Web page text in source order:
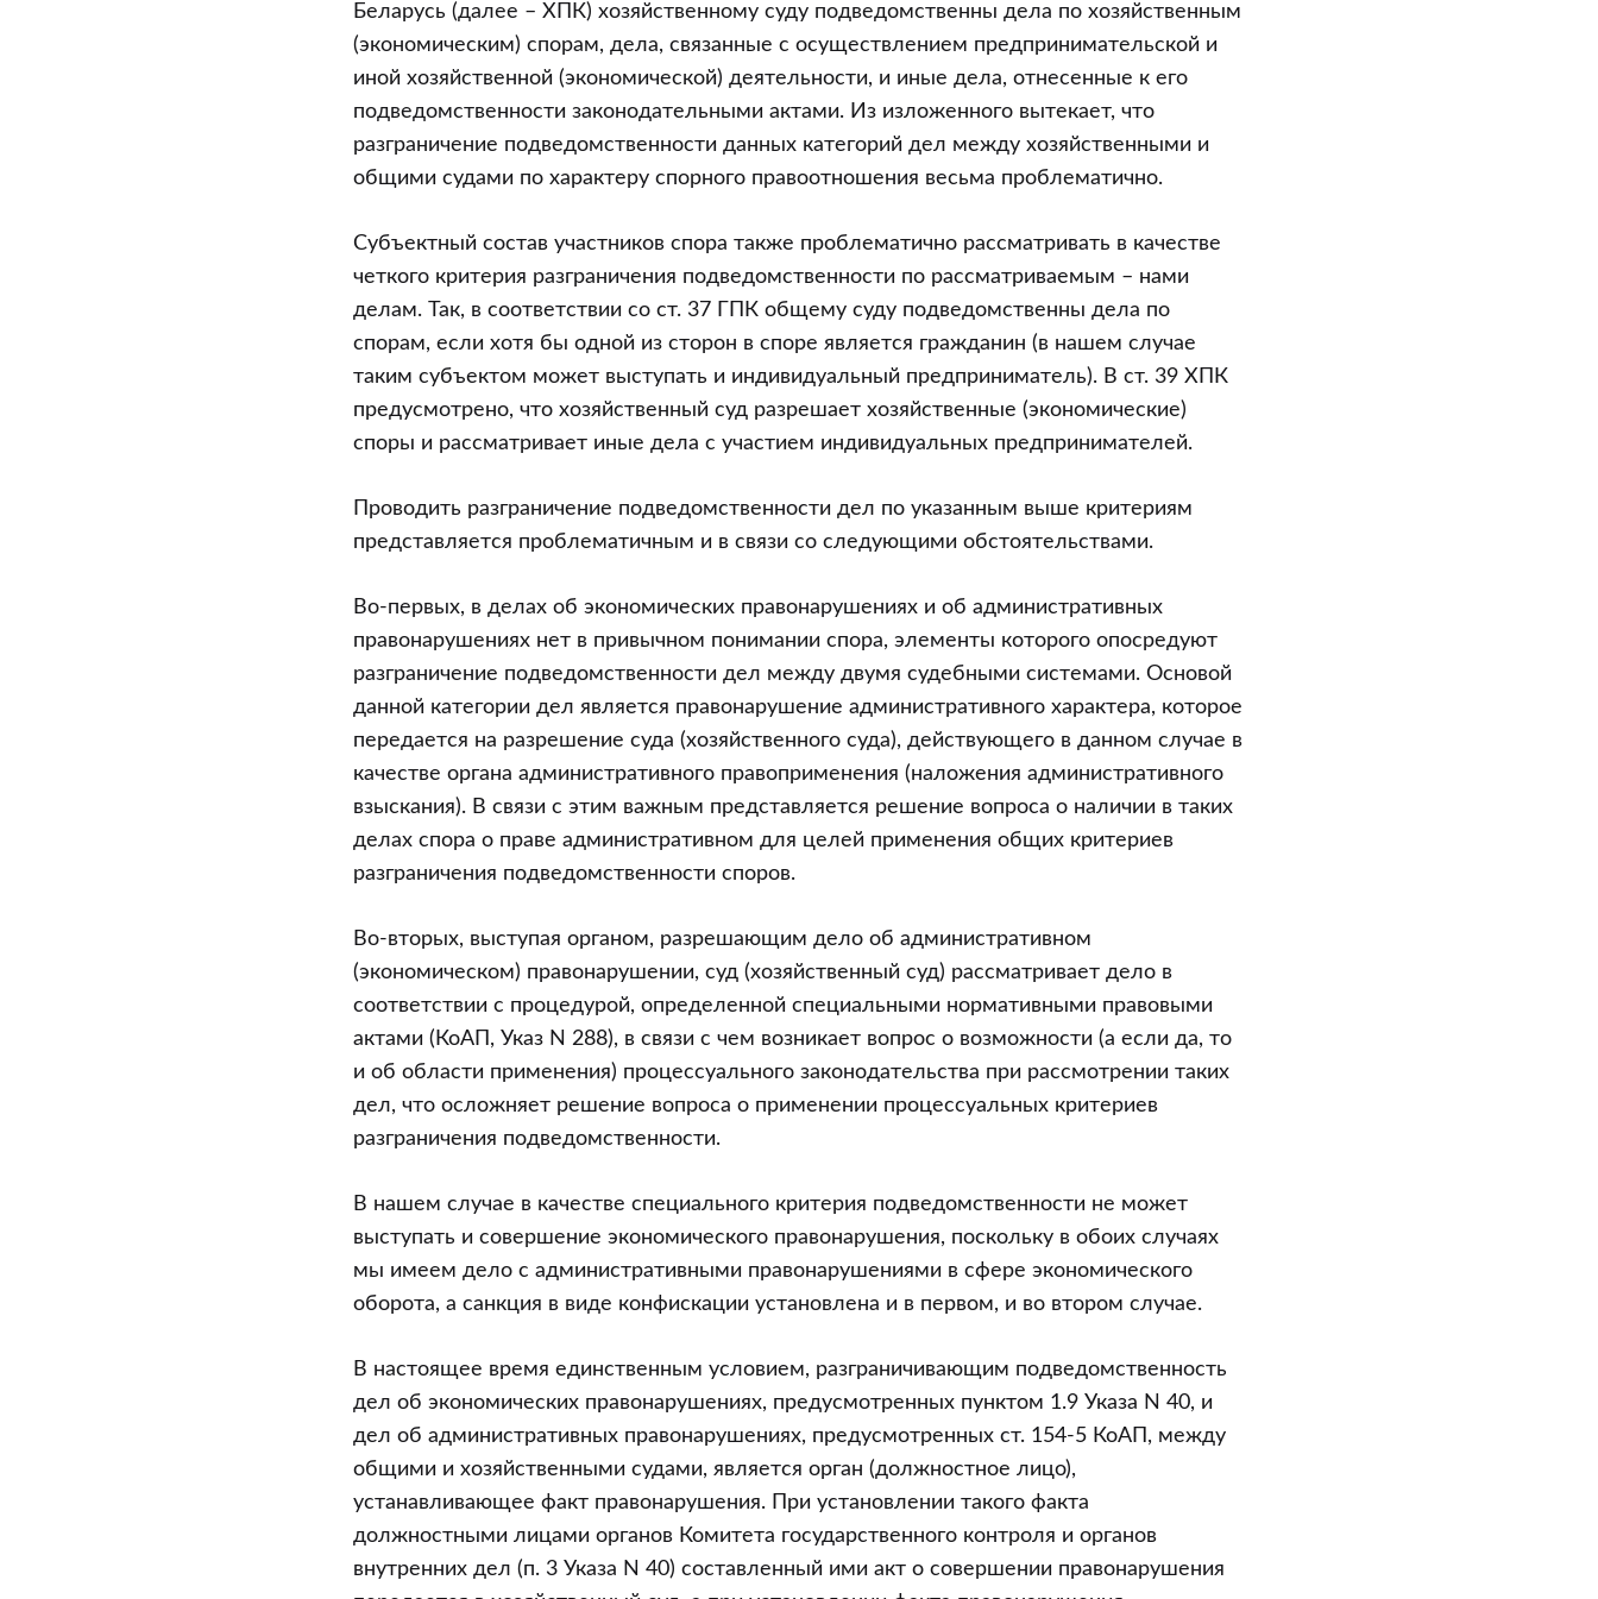
Беларусь (далее – ХПК) хозяйственному суду подведомственны дела по хозяйственным
(экономическим) спорам, дела, связанные с осуществлением предпринимательской и
иной хозяйственной (экономической) деятельности, и иные дела, отнесенные к его
подведомственности законодательными актами. Из изложенного вытекает, что
разграничение подведомственности данных категорий дел между хозяйственными и
общими судами по характеру спорного правоотношения весьма проблематично.
Субъектный состав участников спора также проблематично рассматривать в качестве
четкого критерия разграничения подведомственности по рассматриваемым – нами
делам. Так, в соответствии со ст. 37 ГПК общему суду подведомственны дела по
спорам, если хотя бы одной из сторон в споре является гражданин (в нашем случае
таким субъектом может выступать и индивидуальный предприниматель). В ст. 39 ХПК
предусмотрено, что хозяйственный суд разрешает хозяйственные (экономические)
споры и рассматривает иные дела с участием индивидуальных предпринимателей.
Проводить разграничение подведомственности дел по указанным выше критериям
представляется проблематичным и в связи со следующими обстоятельствами.
Во-первых, в делах об экономических правонарушениях и об административных
правонарушениях нет в привычном понимании спора, элементы которого опосредуют
разграничение подведомственности дел между двумя судебными системами. Основой
данной категории дел является правонарушение административного характера, которое
передается на разрешение суда (хозяйственного суда), действующего в данном случае в
качестве органа административного правоприменения (наложения административного
взыскания). В связи с этим важным представляется решение вопроса о наличии в таких
делах спора о праве административном для целей применения общих критериев
разграничения подведомственности споров.
Во-вторых, выступая органом, разрешающим дело об административном
(экономическом) правонарушении, суд (хозяйственный суд) рассматривает дело в
соответствии с процедурой, определенной специальными нормативными правовыми
актами (КоАП, Указ N 288), в связи с чем возникает вопрос о возможности (а если да, то
и об области применения) процессуального законодательства при рассмотрении таких
дел, что осложняет решение вопроса о применении процессуальных критериев
разграничения подведомственности.
В нашем случае в качестве специального критерия подведомственности не может
выступать и совершение экономического правонарушения, поскольку в обоих случаях
мы имеем дело с административными правонарушениями в сфере экономического
оборота, а санкция в виде конфискации установлена и в первом, и во втором случае.
В настоящее время единственным условием, разграничивающим подведомственность
дел об экономических правонарушениях, предусмотренных пунктом 1.9 Указа N 40, и
дел об административных правонарушениях, предусмотренных ст. 154-5 КоАП, между
общими и хозяйственными судами, является орган (должностное лицо),
устанавливающее факт правонарушения. При установлении такого факта
должностными лицами органов Комитета государственного контроля и органов
внутренних дел (п. 3 Указа N 40) составленный ими акт о совершении правонарушения